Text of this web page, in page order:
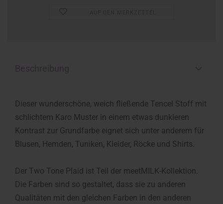
Dieser wunderschöne, weich fließende Tencel Stoff mit
schlichtem Karo Muster in einem etwas dunkleren
Kontrast zur Grundfarbe eignet sich unter anderem für
Blusen, Hemden, Tuniken, Kleider, Röcke und Shirts.
Der Two Tone Plaid ist Teil der meetMILK-Kollektion.
Die Farben sind so gestaltet, dass sie zu anderen
Qualitäten mit den gleichen Farben in den anderen